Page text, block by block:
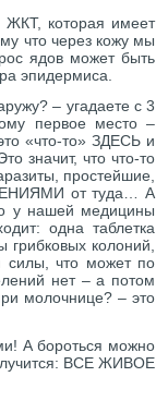
которая имеет
что через кожу мы
ядов может быть
эпидермиса.
– угадаете с 3
первое место –
«что-то» ЗДЕСЬ и
значит, что что-то
простейшие,
от туда… А
у нашей медицины
одна таблетка
колоний,
силы, что может по
нет – а потом
молочнице? – это
А бороться можно
ВСЕ ЖИВОЕ